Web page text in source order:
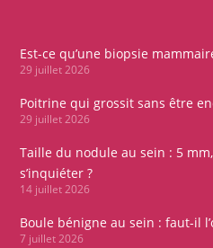
Est-ce qu’une biopsie
29 juillet 2026
Poitrine qui grossit sans être
29 juillet 2026
Taille du nodule au sein : 5
s’inquiéter ?
14 juillet 2026
Boule bénigne au sein : faut-il
7 juillet 2026